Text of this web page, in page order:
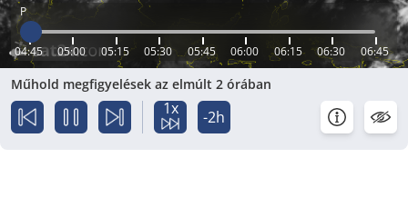
P
04:45 05:00 05:15 05:30 05:45 06:00 06:15 06:30 06:45
Műhold megfigyelések az elmúlt 2 órában
1x -2h